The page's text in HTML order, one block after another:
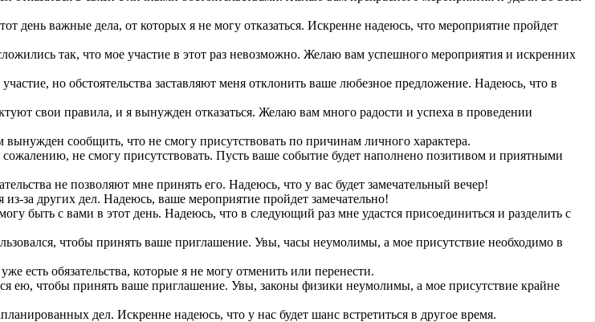
важные дела, от которых я не могу отказаться. Искренне надеюсь, что мероприятие пройдет
так, что мое участие в этот раз невозможно. Желаю вам успешного мероприятия и искренних
но обстоятельства заставляют меня отклонить ваше любезное предложение. Надеюсь, что в
свои правила, и я вынужден отказаться. Желаю вам много радости и успеха в проведении
сообщить, что не смогу присутствовать по причинам личного характера.
не смогу присутствовать. Пусть ваше событие будет наполнено позитивом и приятными
не позволяют мне принять его. Надеюсь, что у вас будет замечательный вечер!
за других дел. Надеюсь, ваше мероприятие пройдет замечательно!
быть с вами в этот день. Надеюсь, что в следующий раз мне удастся присоединиться и разделить с
чтобы принять ваше приглашение. Увы, часы неумолимы, а мое присутствие необходимо в
есть обязательства, которые я не могу отменить или перенести.
ею, чтобы принять ваше приглашение. Увы, законы физики неумолимы, а мое присутствие крайне
дел. Искренне надеюсь, что у нас будет шанс встретиться в другое время.